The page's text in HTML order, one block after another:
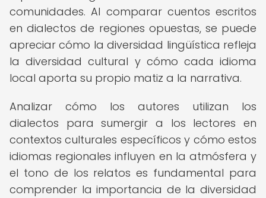
comunidades. Al comparar cuentos escritos
en dialectos de regiones opuestas, se puede
apreciar cómo la diversidad lingüística refleja
la diversidad cultural y cómo cada idioma
local aporta su propio matiz a la narrativa.
Analizar cómo los autores utilizan los
dialectos para sumergir a los lectores en
contextos culturales específicos y cómo estos
idiomas regionales influyen en la atmósfera y
el tono de los relatos es fundamental para
comprender la importancia de la diversidad